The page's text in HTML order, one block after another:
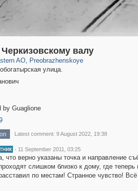
валу
AO
306
, Preobrazhenskoye
2,400 55
улица.
by Guaglione
Latest comment: 9 August 2022, 19:38
· 11 September 2011, 03:25
что верно указаны точка и направление
слишком близко к дому, где
по местам! Странное чувство!